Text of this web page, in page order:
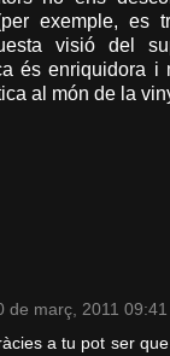
exemple, es
visió del
és enriquidora i
al món de la
de març, 2011 09:41
a tu pot ser